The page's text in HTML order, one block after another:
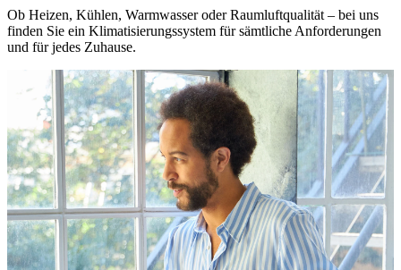
Ob Heizen, Kühlen, Warmwasser oder Raumluftqualität – bei uns
finden Sie ein Klimatisierungssystem für sämtliche Anforderungen
und für jedes Zuhause.